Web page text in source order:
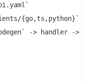
{go,ts,python}`
-> handler ->